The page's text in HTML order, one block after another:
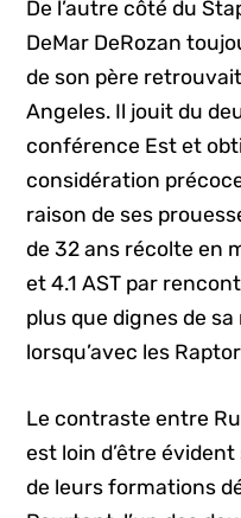
De l’autre côté du
DeMar DeRozan
de son père
Angeles. Il jouit du
conférence Est et
considération
raison de ses
de 32 ans récolte en
et 4.1 AST par
plus que dignes de
lorsqu’avec les
Le contraste entre
est loin d’être
de leurs formations